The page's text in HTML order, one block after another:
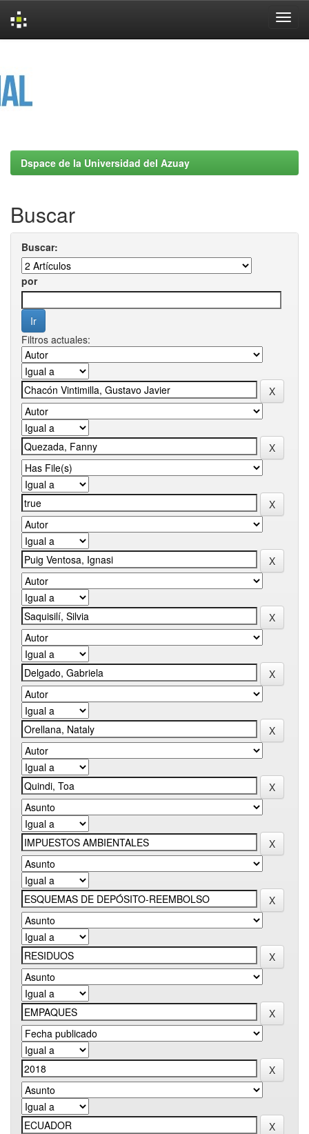
Dspace de la Universidad del Azuay
Buscar
Buscar:
por
Filtros actuales: